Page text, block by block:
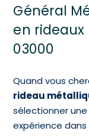
Général
en
03000
Quand vous
rideau
sélectionner
expérience